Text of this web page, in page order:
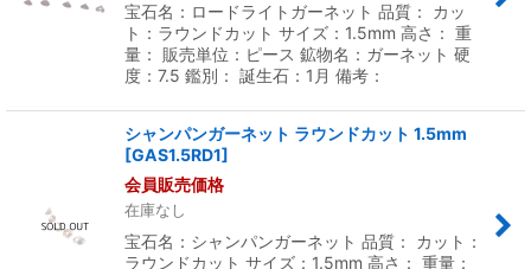
宝石名：ロードライトガーネット 品質： カッ
ト：ラウンドカット サイズ：1.5mm 高さ： 重
量： 販売単位：ピース 鉱物名：ガーネット 硬
度：7.5 鑑別： 誕生石：1月 備考：
シャンパンガーネット ラウンドカット 1.5mm
[GAS1.5RD1]
会員販売価格
在庫なし
宝石名：シャンパンガーネット 品質： カット：
ラウンドカット サイズ：1.5mm 高さ： 重量：